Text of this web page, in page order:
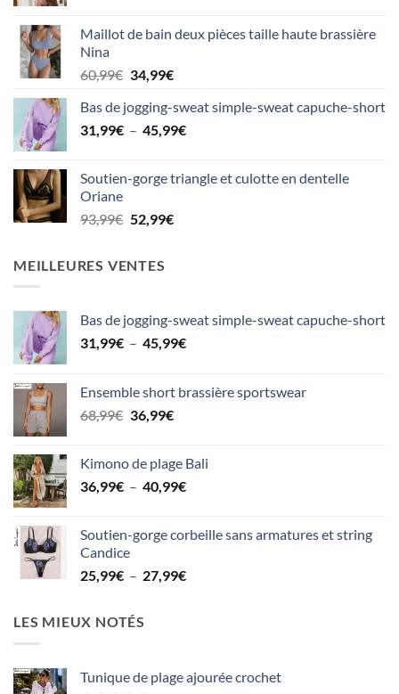
était :
est :
Maillot de bain deux pièces taille haute brassière
Nina
60,99€ Le
initial
était :
34,99€Le
actuel
est :
Bas de jogging-sweat simple-sweat capuche-short
31,99€ – 45,99€Plage
31,99€
Soutien-gorge triangle et culotte en dentelle
Oriane
93,99€ Le
était :
52,99€Le
MEILLEURES VENTES
Bas de jogging-sweat simple-sweat capuche-short
31,99€ – 45,99€Plage
31,99€
Ensemble short brassière sportswear
68,99€ Le
était :
68,99€.
36,99€Le
est :
36,99€.
Kimono de plage Bali
36,99€ – 40,99€Plage
36,99€
40,99€
Soutien-gorge corbeille sans armatures et string
Candice
25,99€ – 27,99€Plage
LES MIEUX NOTÉS
Tunique de plage ajourée crochet